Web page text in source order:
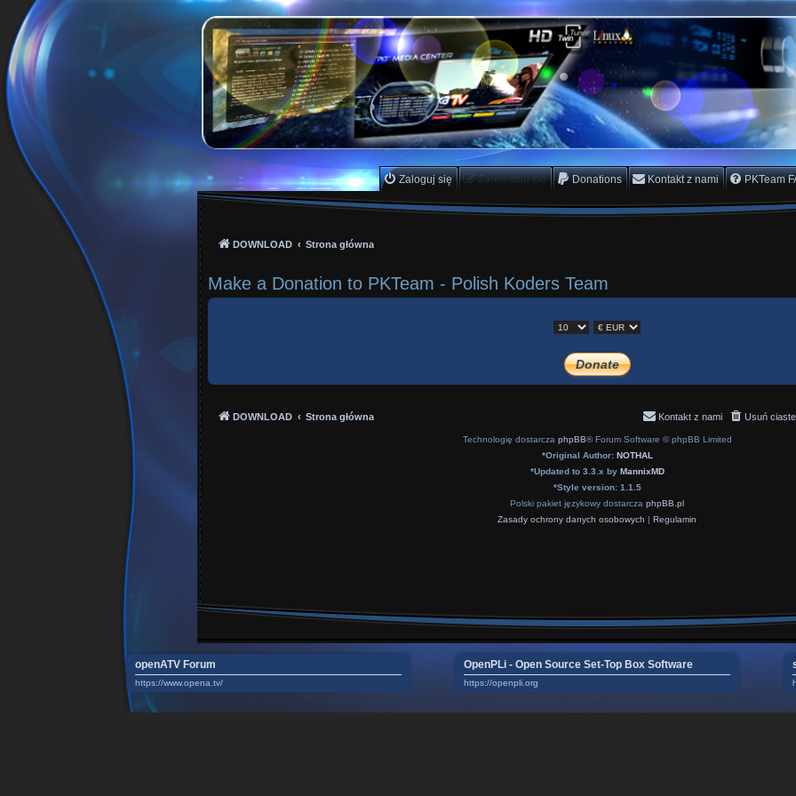
PKTeam - Polish Koders Team
Hyperion, Enigma, E2, PKT, listy kanałów, oscam
Zaloguj się Zarejestruj się Donations Kontakt z nami PKTeam
DOWNLOAD Strona główna
Make a Donation to PKTeam - Polish Koders Team
DOWNLOAD Strona główna Usuń
Kontakt z nami
Technologię dostarcza phpBB® Forum Software © phpBB Limited
*Original Author: NOTHAL
*Updated to 3.3.x by MannixMD
*Style version: 1.1.5
Polski pakiet językowy dostarcza phpBB.pl
Zasady ochrony danych osobowych | Regulamin
openATV Forum
https://www.opena.tv/
OpenPLi - Open Source Set-Top Box Software
https://openpli.org